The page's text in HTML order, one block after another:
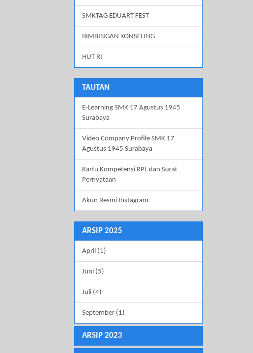
SMKTAG EDUART FEST
BIMBINGAN KONSELING
HUT RI
TAUTAN
E-Learning SMK 17 Agustus 1945
Surabaya
Video Company Profile SMK 17
Agustus 1945 Surabaya
Kartu Kompetensi RPL dan Surat
Pernyataan
Akun Resmi Instagram
ARSIP 2025
April (1)
Juni (5)
Juli (4)
September (1)
ARSIP 2023